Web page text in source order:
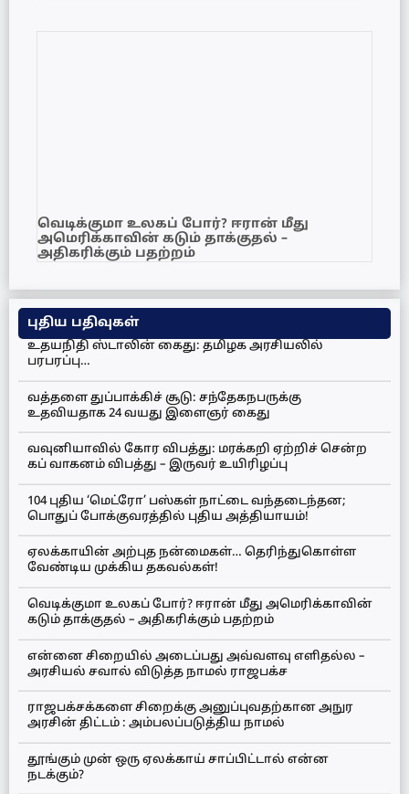
வெடிக்குமா உலகப் போர்? ஈரான் மீது
அமெரிக்காவின் கடும் தாக்குதல் –
அதிகரிக்கும் பதற்றம்
புதிய பதிவுகள்
உதயநிதி ஸ்டாலின் கைது: தமிழக அரசியலில்
பரபரப்பு…
வத்தளை துப்பாக்கிச் சூடு: சந்தேகநபருக்கு
உதவியதாக 24 வயது இளைஞர் கைது
வவுனியாவில் கோர விபத்து: மரக்கறி ஏற்றிச் சென்ற
கப் வாகனம் விபத்து – இருவர் உயிரிழப்பு
104 புதிய ‘மெட்ரோ’ பஸ்கள் நாட்டை வந்தடைந்தன;
பொதுப் போக்குவரத்தில் புதிய அத்தியாயம்!
ஏலக்காயின் அற்புத நன்மைகள்… தெரிந்துகொள்ள
வேண்டிய முக்கிய தகவல்கள்!
வெடிக்குமா உலகப் போர்? ஈரான் மீது அமெரிக்காவின்
கடும் தாக்குதல் – அதிகரிக்கும் பதற்றம்
என்னை சிறையில் அடைப்பது அவ்வளவு எளிதல்ல –
அரசியல் சவால் விடுத்த நாமல் ராஜபக்ச
ராஜபக்சக்களை சிறைக்கு அனுப்புவதற்கான அநுர
அரசின் திட்டம் : அம்பலப்படுத்திய நாமல்
தூங்கும் முன் ஒரு ஏலக்காய் சாப்பிட்டால் என்ன
நடக்கும்?